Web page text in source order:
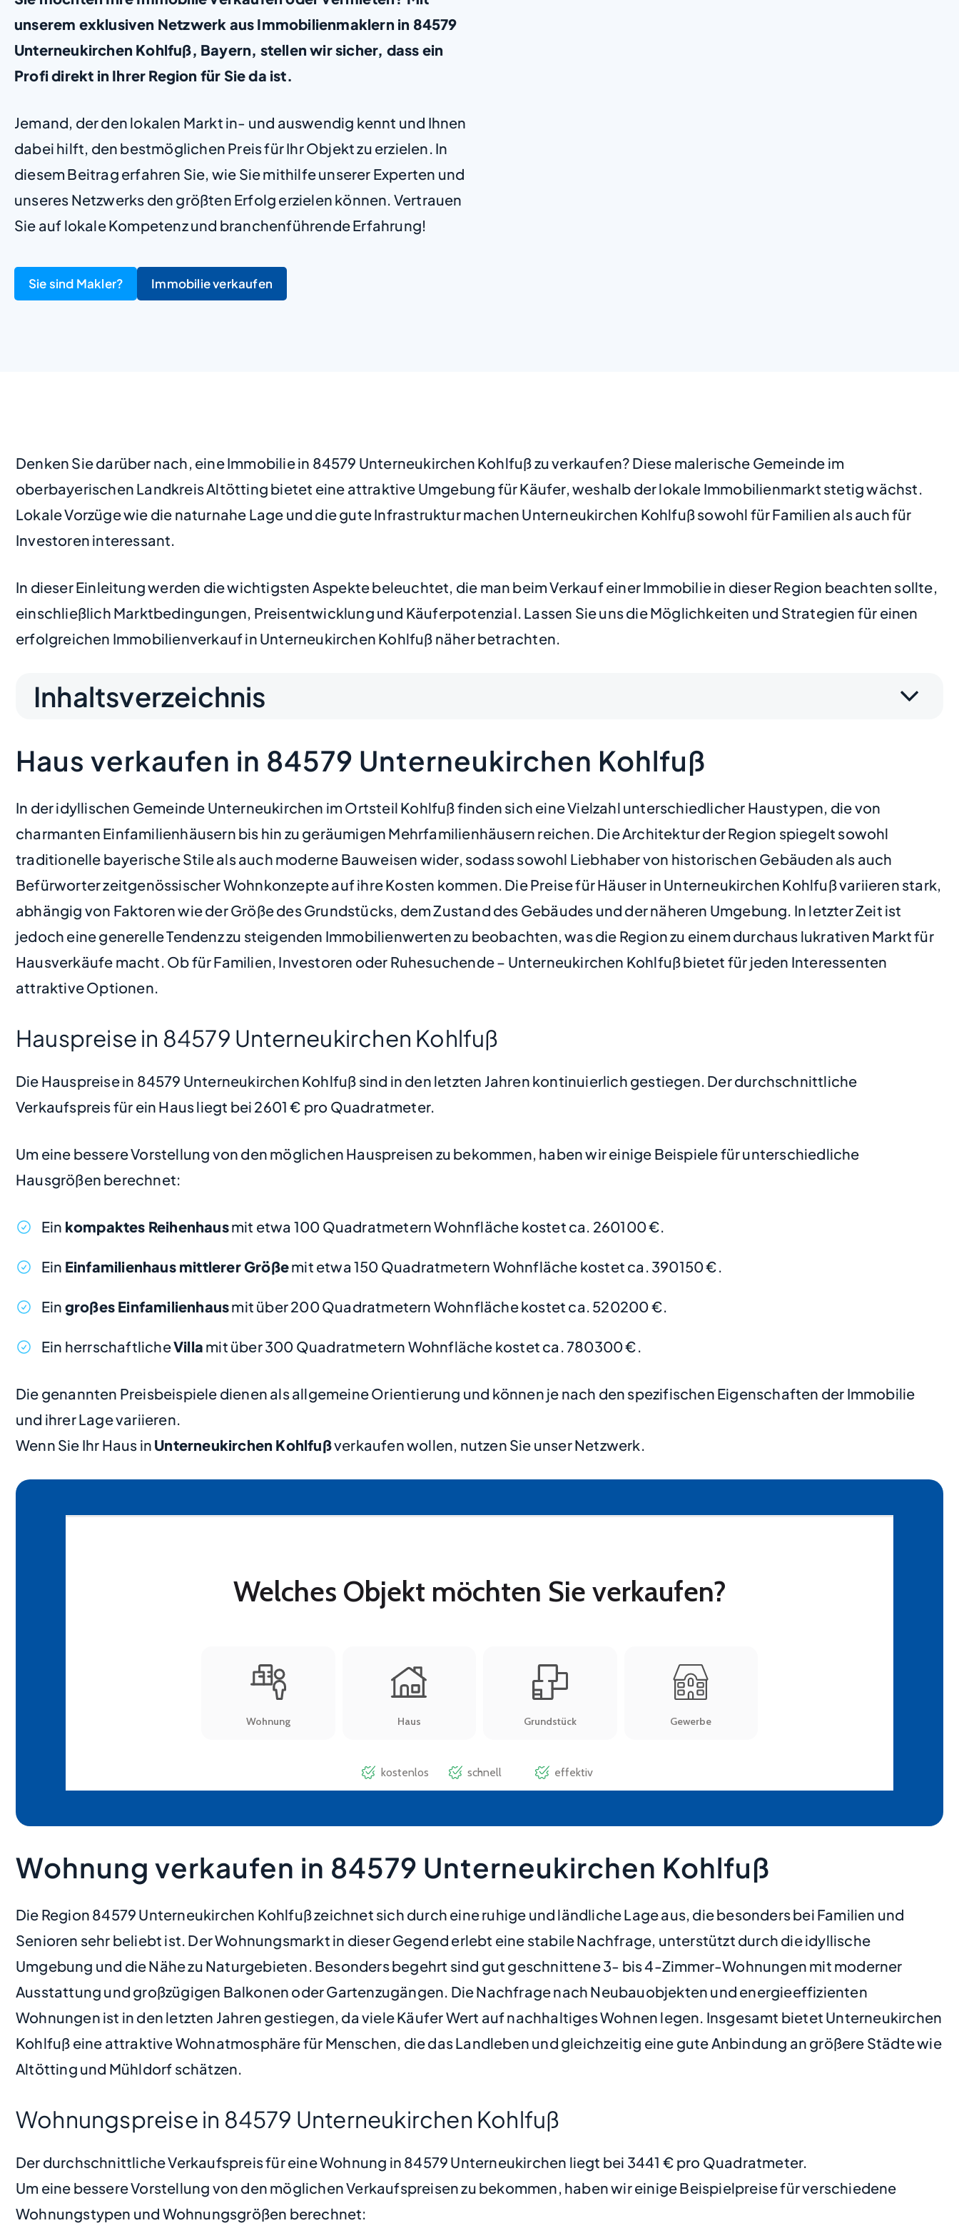
unserem exklusiven Netzwerk aus Immobilienmaklern in 84579
Unterneukirchen Kohlfuß, Bayern, stellen wir sicher, dass ein
Profi direkt in Ihrer Region für Sie da ist.
Jemand, der den lokalen Markt in- und auswendig kennt und Ihnen
dabei hilft, den bestmöglichen Preis für Ihr Objekt zu erzielen. In
diesem Beitrag erfahren Sie, wie Sie mithilfe unserer Experten und
unseres Netzwerks den größten Erfolg erzielen können. Vertrauen
Sie auf lokale Kompetenz und branchenführende Erfahrung!
Sie sind Makler? Immobilie verkaufen
Denken Sie darüber nach, eine Immobilie in 84579 Unterneukirchen Kohlfuß zu verkaufen? Diese malerische Gemeinde im
oberbayerischen Landkreis Altötting bietet eine attraktive Umgebung für Käufer, weshalb der lokale Immobilienmarkt stetig wächst.
Lokale Vorzüge wie die naturnahe Lage und die gute Infrastruktur machen Unterneukirchen Kohlfuß sowohl für Familien als auch für
Investoren interessant.
In dieser Einleitung werden die wichtigsten Aspekte beleuchtet, die man beim Verkauf einer Immobilie in dieser Region beachten sollte,
einschließlich Marktbedingungen, Preisentwicklung und Käuferpotenzial. Lassen Sie uns die Möglichkeiten und Strategien für einen
erfolgreichen Immobilienverkauf in Unterneukirchen Kohlfuß näher betrachten.
Inhaltsverzeichnis
Haus verkaufen in 84579 Unterneukirchen Kohlfuß
In der idyllischen Gemeinde Unterneukirchen im Ortsteil Kohlfuß finden sich eine Vielzahl unterschiedlicher Haustypen, die von
charmanten Einfamilienhäusern bis hin zu geräumigen Mehrfamilienhäusern reichen. Die Architektur der Region spiegelt sowohl
traditionelle bayerische Stile als auch moderne Bauweisen wider, sodass sowohl Liebhaber von historischen Gebäuden als auch
Befürworter zeitgenössischer Wohnkonzepte auf ihre Kosten kommen. Die Preise für Häuser in Unterneukirchen Kohlfuß variieren stark,
abhängig von Faktoren wie der Größe des Grundstücks, dem Zustand des Gebäudes und der näheren Umgebung. In letzter Zeit ist
jedoch eine generelle Tendenz zu steigenden Immobilienwerten zu beobachten, was die Region zu einem durchaus lukrativen Markt für
Hausverkäufe macht. Ob für Familien, Investoren oder Ruhesuchende – Unterneukirchen Kohlfuß bietet für jeden Interessenten
attraktive Optionen.
Hauspreise in 84579 Unterneukirchen Kohlfuß
Die Hauspreise in 84579 Unterneukirchen Kohlfuß sind in den letzten Jahren kontinuierlich gestiegen. Der durchschnittliche
Verkaufspreis für ein Haus liegt bei 2601 € pro Quadratmeter.
Um eine bessere Vorstellung von den möglichen Hauspreisen zu bekommen, haben wir einige Beispiele für unterschiedliche
Hausgrößen berechnet:
Ein kompaktes Reihenhausmit etwa 100 Quadratmetern Wohnfläche kostet ca. 260100 €.
Ein Einfamilienhaus mittlerer Größemit etwa 150 Quadratmetern Wohnfläche kostet ca. 390150 €.
Ein großes Einfamilienhausmit über 200 Quadratmetern Wohnfläche kostet ca. 520200 €.
Ein herrschaftlicheVilla mit über 300 Quadratmetern Wohnfläche kostet ca. 780300 €.
Die genannten Preisbeispiele dienen als allgemeine Orientierung und können je nach den spezifischen Eigenschaften der Immobilie
und ihrer Lage variieren.
Wenn Sie Ihr Haus in Unterneukirchen Kohlfußverkaufen wollen, nutzen Sie unser Netzwerk.
Wohnung verkaufen in 84579 Unterneukirchen Kohlfuß
Die Region 84579 Unterneukirchen Kohlfuß zeichnet sich durch eine ruhige und ländliche Lage aus, die besonders bei Familien und
Senioren sehr beliebt ist. Der Wohnungsmarkt in dieser Gegend erlebt eine stabile Nachfrage, unterstützt durch die idyllische
Umgebung und die Nähe zu Naturgebieten. Besonders begehrt sind gut geschnittene 3- bis 4-Zimmer-Wohnungen mit moderner
Ausstattung und großzügigen Balkonen oder Gartenzugängen. Die Nachfrage nach Neubauobjekten und energieeffizienten
Wohnungen ist in den letzten Jahren gestiegen, da viele Käufer Wert auf nachhaltiges Wohnen legen. Insgesamt bietet Unterneukirchen
Kohlfuß eine attraktive Wohnatmosphäre für Menschen, die das Landleben und gleichzeitig eine gute Anbindung an größere Städte wie
Altötting und Mühldorf schätzen.
Wohnungspreise in 84579 Unterneukirchen Kohlfuß
Der durchschnittliche Verkaufspreis für eine Wohnung in 84579 Unterneukirchen liegt bei 3441 € pro Quadratmeter.
Um eine bessere Vorstellung von den möglichen Verkaufspreisen zu bekommen, haben wir einige Beispielpreise für verschiedene
Wohnungstypen und Wohnungsgrößen berechnet: